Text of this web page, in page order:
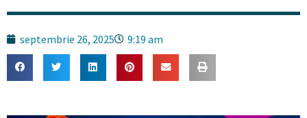
septembrie 26, 2025 9:19 am